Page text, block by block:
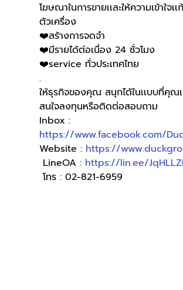
โฆษณาในการขายเเละให้ความเข้าใจเ
ตัวเครื่อง
❤️สร้างการจดจำ
❤️มีรายได้ต่อเนื่อง 24 ชั่วโมง
❤️service ทั่วประเทศไทย
.
ให้ธุรกิจของคุณ สนุกได้ในเเบบที่คุณ
สนใจลงทุนหรือติดต่อสอบถาม
Inbox :
https://www.facebook.com/
Website : https://
LineOA : https://lin.ee/
โทร : 02-821-6959